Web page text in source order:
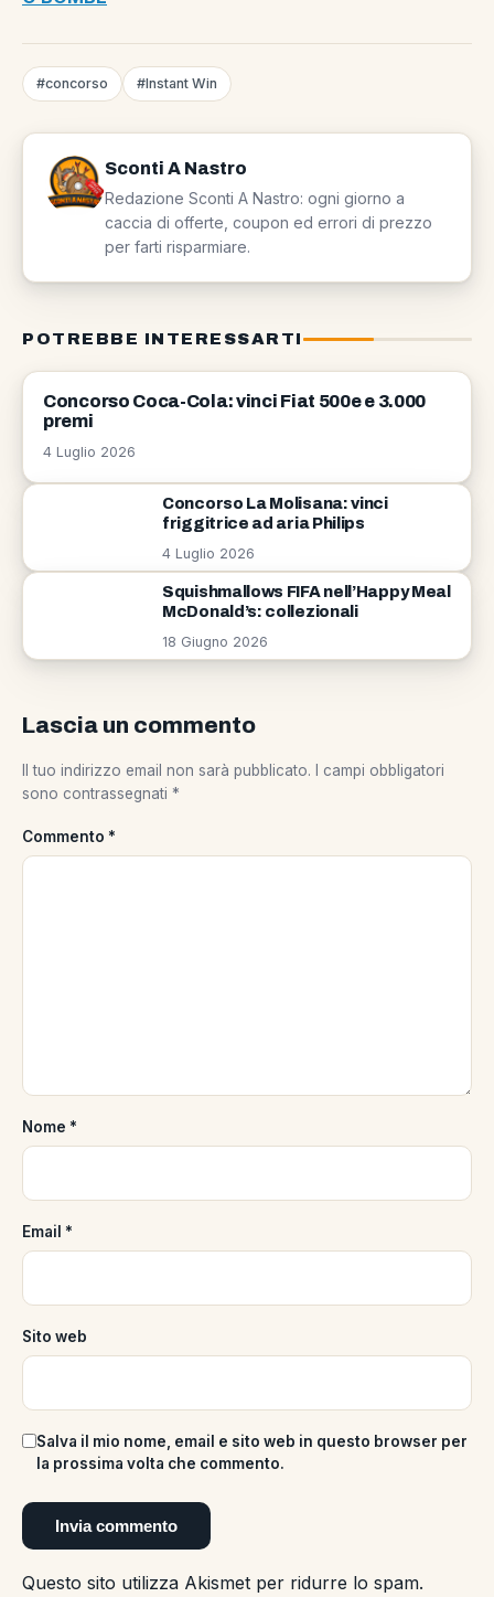
#concorso #Instant Win
Sconti A Nastro
Redazione Sconti A Nastro: ogni giorno a
caccia di offerte, coupon ed errori di prezzo
per farti risparmiare.
POTREBBE INTERESSARTI
CONCORSI
Concorso Coca-Cola: vinci Fiat 500e e 3.000
premi
4 Luglio 2026
Concorso La Molisana: vinci
friggitrice ad aria Philips
4 Luglio 2026
Squishmallows FIFA nell’Happy Meal
McDonald’s: collezionali
18 Giugno 2026
Lascia un commento
Il tuo indirizzo email non sarà pubblicato.
I campi obbligatori
sono contrassegnati *
Commento *
Nome *
Email *
Sito web
Salva il mio nome, email e sito web in questo browser per
la prossima volta che commento.
Questo sito utilizza Akismet per ridurre lo spam.